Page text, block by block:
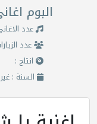
البوم
عدد
عدد الزيارات :
انتاج :
السنة :